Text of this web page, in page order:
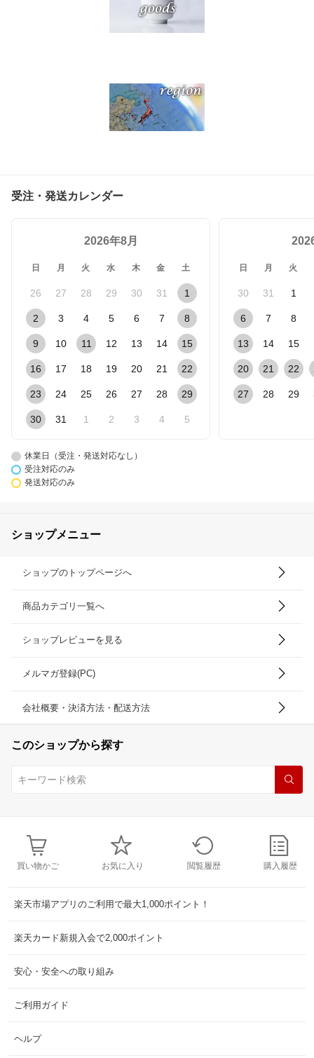
受注・発送カレンダー
2026年8月
日 月 火 水 木 金 土
26 27 28 29 30 31 1
2 3 4 5 6 7 8
9 10 11 12 13 14 15
16 17 18 19 20 21 22
23 24 25 26 27 28 29
30 31 1 2 3 4 5
日 月 火
30 31 1
6 7 8
13 14 15
20 21 22
27 28 29
休業日（受注・発送対応なし）
受注対応のみ
発送対応のみ
ショップメニュー
ショップのトップページへ
商品カテゴリ一覧へ
ショップレビューを見る
メルマガ登録(PC)
会社概要・決済方法・配送方法
このショップから探す
買い物かご お気に入り 閲覧履歴 購入履歴
楽天市場アプリのご利用で最大1,000ポイント！
楽天カード新規入会で2,000ポイント
安心・安全への取り組み
ご利用ガイド
ヘルプ